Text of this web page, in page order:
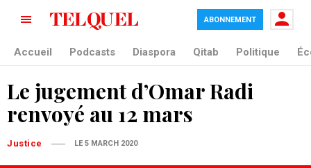
ABONNEMENT
Accueil Podcasts Diaspora Qitab Politique
Le jugement d’Omar Radi
renvoyé au 12 mars
Justice LE 5 MARCH 2020